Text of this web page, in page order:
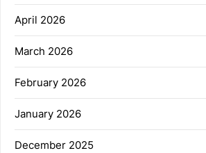
April 2026
March 2026
February 2026
January 2026
December 2025